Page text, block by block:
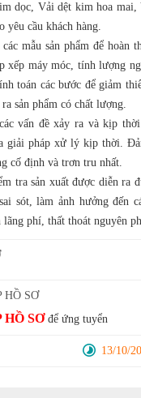
dọc, Vải dệt kim hoa
yêu cầu khách hàng.
mẫu sản phẩm để hoàn
xếp máy móc, tính lượng
toán các bước để giảm
sản phẩm có chất lượng.
vấn đề xảy ra và kịp
giải pháp xử lý kịp thời.
cố định và trơn tru nhất.
tra sản xuất được diễn ra
sót, làm ảnh hưởng đến
lãng phí, thất thoát nguyên
HỒ SƠ
HỒ SƠđể ứng tuyển
13/10/